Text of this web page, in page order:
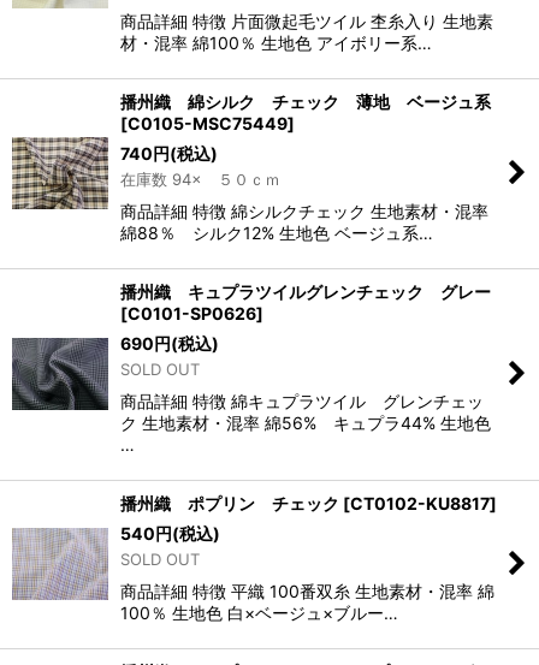
商品詳細 特徴 片面微起毛ツイル 杢糸入り 生地素
材・混率 綿100％ 生地色 アイボリー系…
播州織 綿シルク チェック 薄地 ベージュ系
[C0105-MSC75449]
740円(税込)
在庫数 94× ５０ｃｍ
商品詳細 特徴 綿シルクチェック 生地素材・混率
綿88％ シルク12% 生地色 ベージュ系…
播州織 キュプラツイルグレンチェック グレー
[C0101-SP0626]
690円(税込)
SOLD OUT
商品詳細 特徴 綿キュプラツイル グレンチェッ
ク 生地素材・混率 綿56% キュプラ44% 生地色
…
播州織 ポプリン チェック [CT0102-KU8817]
540円(税込)
SOLD OUT
商品詳細 特徴 平織 100番双糸 生地素材・混率 綿
100％ 生地色 白×ベージュ×ブルー…